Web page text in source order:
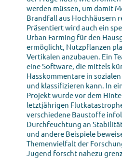
werden müssen, um damit
Brandfall aus Hochhäusern
Präsentiert wird auch ein
Urban Farming für den
ermöglicht, Nutzpflanzen
Vertikalen anzubauen. Ein
eine Software, die mittels
Hasskommentare in
und klassifizieren kann. In
Projekt wurde vor dem
letztjährigen
verschiedene Baustoffe
Durchfeuchtung an
und andere Beispiele
Themenvielfalt der
Jugend forscht nahezu